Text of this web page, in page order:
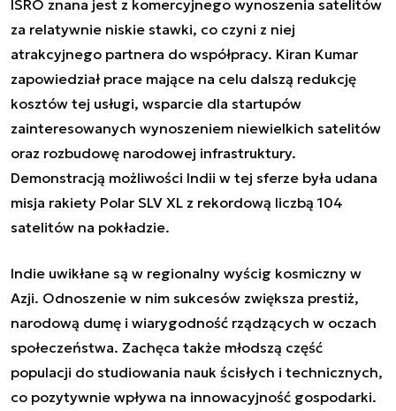
ISRO znana jest z komercyjnego wynoszenia satelitów
za relatywnie niskie stawki, co czyni z niej
atrakcyjnego partnera do współpracy. Kiran Kumar
zapowiedział prace mające na celu dalszą redukcję
kosztów tej usługi, wsparcie dla startupów
zainteresowanych wynoszeniem niewielkich satelitów
oraz rozbudowę narodowej infrastruktury.
Demonstracją możliwości Indii w tej sferze była udana
misja rakiety Polar SLV XL z rekordową liczbą 104
satelitów na pokładzie.
Indie uwikłane są w regionalny wyścig kosmiczny w
Azji. Odnoszenie w nim sukcesów zwiększa prestiż,
narodową dumę i wiarygodność rządzących w oczach
społeczeństwa. Zachęca także młodszą część
populacji do studiowania nauk ścisłych i technicznych,
co pozytywnie wpływa na innowacyjność gospodarki.